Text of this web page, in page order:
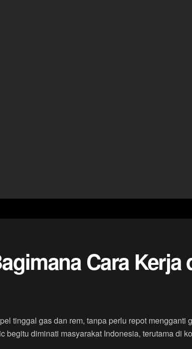
Cara Kerja
tinggal gas dan rem, tanpa perlu repot
begitu diminati masyarakat Indonesia, terutama di